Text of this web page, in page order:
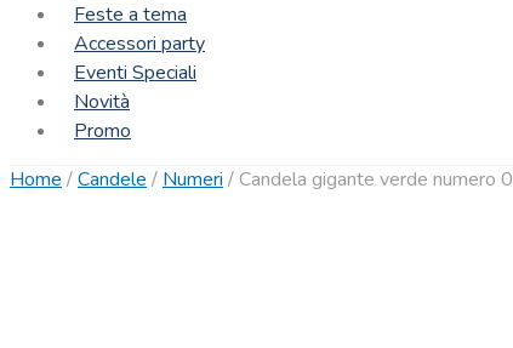
Feste a tema
Accessori party
Eventi Speciali
Novità
Promo
Home /Candele / Numeri /Candela gigante verde numero 0